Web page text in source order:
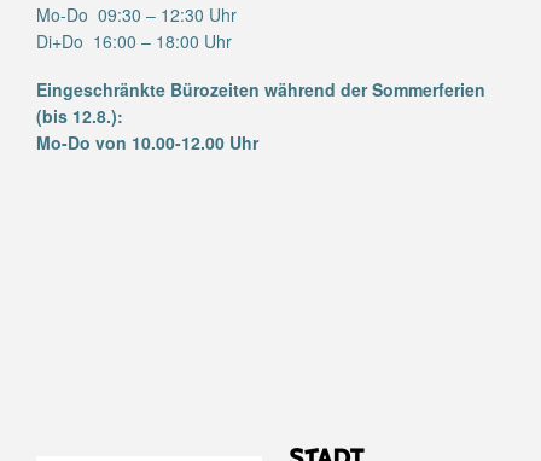
Mo-Do 09:30 – 12:30 Uhr
Di+Do 16:00 – 18:00 Uhr
Eingeschränkte Bürozeiten während der Sommerferien
(bis 12.8.):
Mo-Do von 10.00-12.00 Uhr